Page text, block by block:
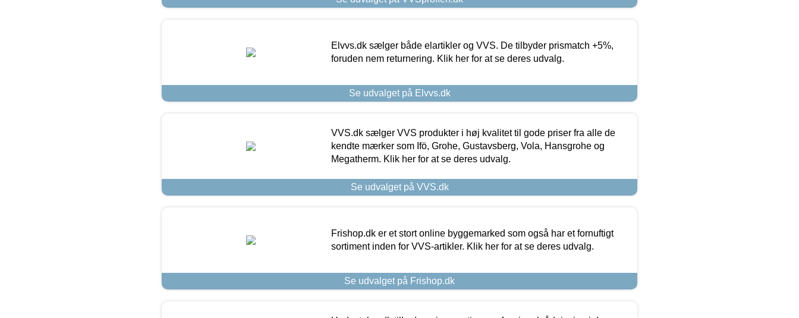
Elvvs.dk sælger både elartikler og VVS. De tilbyder prismatch +5%,
foruden nem returnering. Klik her for at se deres udvalg.
Se udvalget på Elvvs.dk
VVS.dk sælger VVS produkter i høj kvalitet til gode priser fra alle de
kendte mærker som Ifö, Grohe, Gustavsberg, Vola, Hansgrohe og
Megatherm. Klik her for at se deres udvalg.
Se udvalget på VVS.dk
Frishop.dk er et stort online byggemarked som også har et fornuftigt
sortiment inden for VVS-artikler. Klik her for at se deres udvalg.
Se udvalget på Frishop.dk